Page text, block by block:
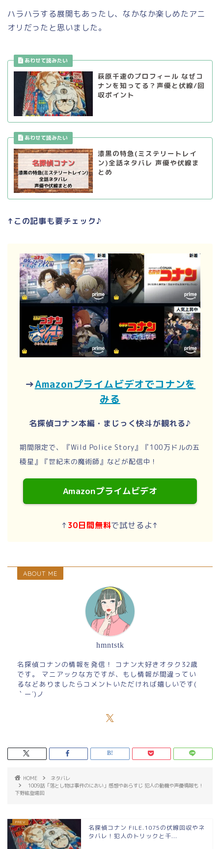
ハラハラする展開もあったし、なかなか楽しめたアニ
オリだったと思いました。
萩原千速のプロフィール なぜコ
ナンを知ってる？声優と伏線/回
収ポイント
漆黒の特急(ミステリートレイ
ン)全話ネタバレ 声優や伏線ま
とめ
↑この記事も要チェック♪
→Amazonプライムビデオでコナンを
みる
名探偵コナン本編・まじっく快斗が観れる♪
期間限定で、『Wild Police Story』『100万ドルの五
稜星』『世紀末の魔術師』などが配信中！
Amazonプライムビデオ
↑ 30日間無料で試せるよ↑
ABOUT ME
hmntstk
名探偵コナンの情報を発信！ コナン大好きオタク32歳
です。 マニアックな方ですが、もし情報が間違ってい
るなどありましたらコメントいただければ嬉しいです(
｀ー´)ノ
HOME
ネタバレ
1009話「落とし物は事件のにおい」感想やあらすじ 犯人の動機や声優情報も！
下野紘登場回
名探偵コナン FILE.1075の伏線回収やネ
タバレ！犯人のトリックと千...